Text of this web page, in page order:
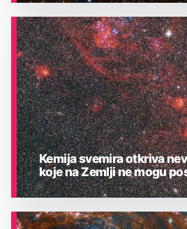
ASTRONOMIJA
Kemija svemira otkriva
koje na Zemlji ne mogu